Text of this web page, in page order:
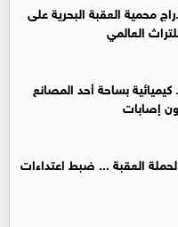
محمية العقبة البحرية على
العالمي
بساحة أحد المصانع
إصابات
لحملة العقبة ... ضبط اعتداءات